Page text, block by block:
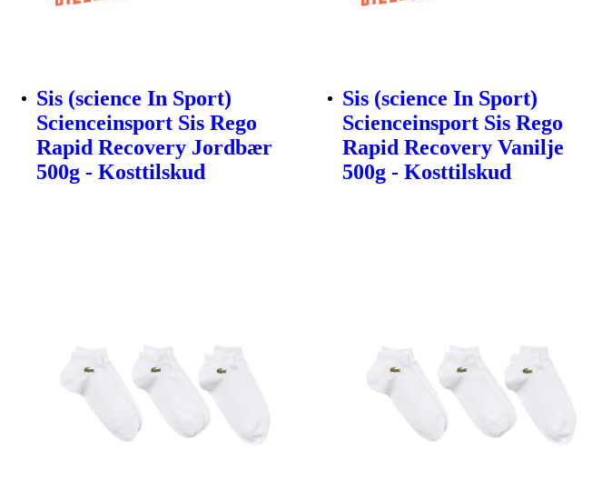
Sis (science In Sport)
Scienceinsport Sis Rego
Rapid Recovery Jordbær
500g - Kosttilskud
Sis (science In Sport)
Scienceinsport Sis Rego
Rapid Recovery Vanilje
500g - Kosttilskud